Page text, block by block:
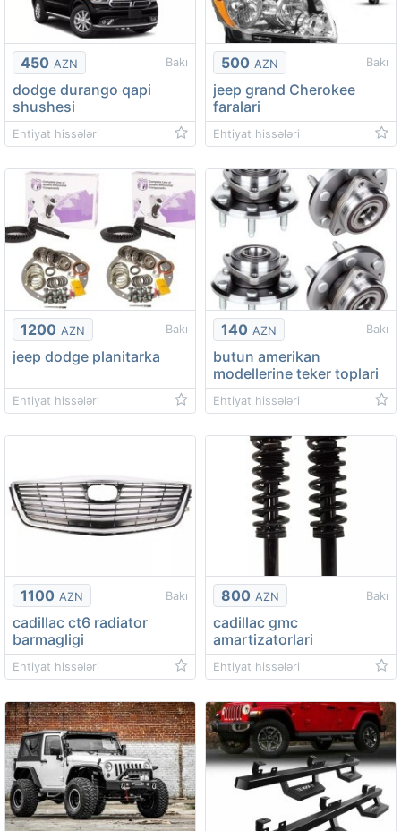
450 AZN Bakı
dodge durango qapi
shushesi
Ehtiyat hissələri
500 AZN Bakı
jeep grand Cherokee
faralari
Ehtiyat hissələri
1200 AZN Bakı
jeep dodge planitarka
Ehtiyat hissələri
140 AZN Bakı
butun amerikan
modellerine teker toplari
Ehtiyat hissələri
1100 AZN Bakı
cadillac ct6 radiator
barmagligi
Ehtiyat hissələri
800 AZN Bakı
cadillac gmc
amartizatorlari
Ehtiyat hissələri